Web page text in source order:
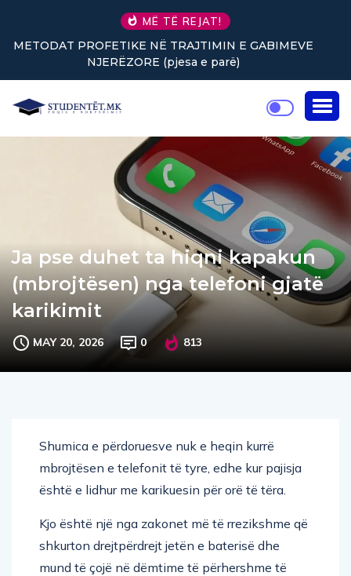
MË TË REJAT!
Nuk keni vullnet për të punuar? Tre truke të vogla
rikthejnë energjinë
Ja pse duhet ta hiqni kapakun
(mbrojtësen) nga telefoni gjatë
karikimit
MAY 20, 2026 0 813
Shumica e përdoruesve nuk e heqin kurrë
mbrojtësen e telefonit të tyre, edhe kur pajisja
është e lidhur me karikuesin për orë të tëra.
Kjo është një nga zakonet më të rrezikshme që
shkurton drejtpërdrejt jetën e baterisë dhe
mund të çojë në dëmtime të përhershme të